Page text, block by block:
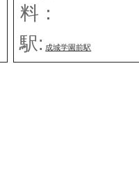
料：
駅: 成城学園前駅